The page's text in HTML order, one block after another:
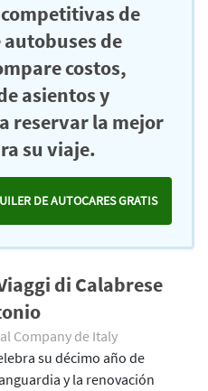
de
de
costos,
asientos y
reservar la mejor
su viaje.
DE AUTOCARES GRATIS
di Calabrese
Company de Italy
su décimo año de
y la renovación